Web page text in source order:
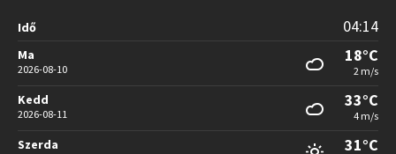
Idő 04:14
Ma
2026-08-10
18°C
2 m/s
Kedd
2026-08-11
33°C
4 m/s
Szerda 31°C